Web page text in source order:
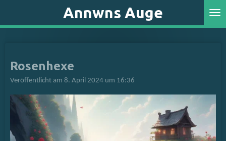
Annwns Auge
Rosenhexe
Veröffentlicht am 8. April 2024 um 16:36